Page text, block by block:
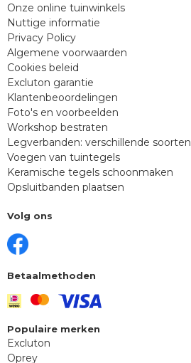
Onze online tuinwinkels
Nuttige informatie
Privacy Policy
Algemene voorwaarden
Cookies beleid
Excluton garantie
Klantenbeoordelingen
Foto's en voorbeelden
Workshop bestraten
Legverbanden: verschillende soorten
Voegen van tuintegels
Keramische tegels schoonmaken
Opsluitbanden plaatsen
Volg ons
Betaalmethoden
Populaire merken
Excluton
Oprey